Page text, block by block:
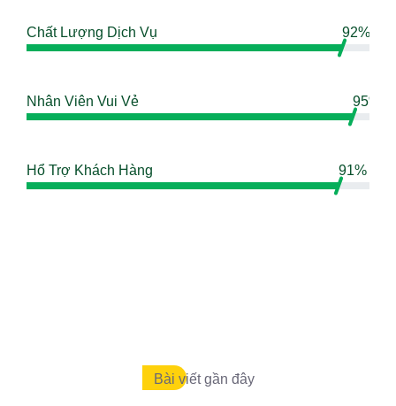
Chất Lượng Dịch Vụ 92%
Nhân Viên Vui Vẻ 95%
Hổ Trợ Khách Hàng 91%
Bài viết gần đây